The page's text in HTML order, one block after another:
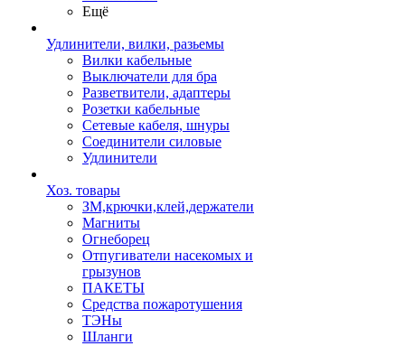
Ещё
Удлинители, вилки, разьемы
Вилки кабельные
Выключатели для бра
Разветвители, адаптеры
Розетки кабельные
Сетевые кабеля, шнуры
Соединители силовые
Удлинители
Хоз. товары
ЗМ,крючки,клей,держатели
Магниты
Огнеборец
Отпугиватели насекомых и
грызунов
ПАКЕТЫ
Средства пожаротушения
ТЭНы
Шланги